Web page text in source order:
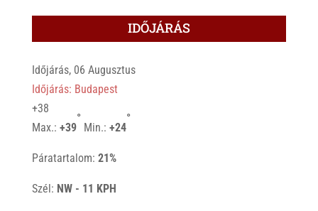
IDŐJÁRÁS
Időjárás, 06 Augusztus
Időjárás: Budapest
+38
Max.: +39
°
Min.: +24
°
Páratartalom: 21%
Szél: NW - 11 KPH